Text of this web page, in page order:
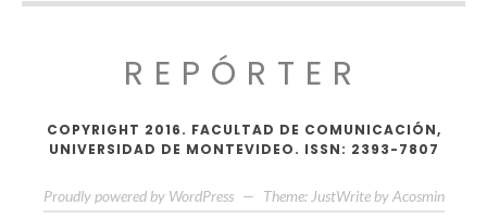
REPÓRTER
COPYRIGHT 2016. FACULTAD DE COMUNICACIÓN,
UNIVERSIDAD DE MONTEVIDEO. ISSN: 2393-7807
Proudly powered by WordPress — Theme: JustWrite by Acosmin